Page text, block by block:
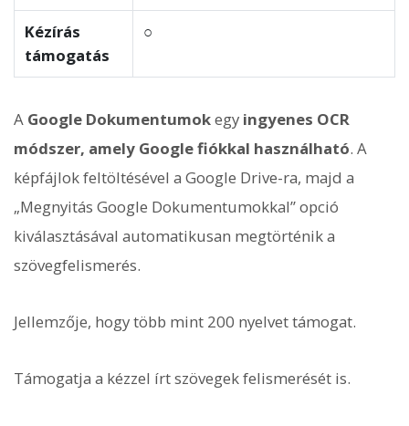
Kézírás
támogatás
○
A Google Dokumentumokegy ingyenes OCR
módszer, amely Google fiókkal használható. A
képfájlok feltöltésével a Google Drive-ra, majd a
„Megnyitás Google Dokumentumokkal” opció
kiválasztásával automatikusan megtörténik a
szövegfelismerés.
Jellemzője, hogy több mint 200 nyelvet támogat.
Támogatja a kézzel írt szövegek felismerését is.